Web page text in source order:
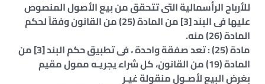
للأرباح الرأسمالية التى تتحقق من بيع الأصول المنصوص
عليها فى البند [3] من المادة (25) من القانون وفقاً لحكم
المادة (26) منه.
مادة (25) : تعد صفقة واحدة ، فى تطبيق حكم البند [3] من
المادة (19) من القانون، كل شراء يجريـه ممول مقيم
بغرض البيع لأصـول منقولة غيـر